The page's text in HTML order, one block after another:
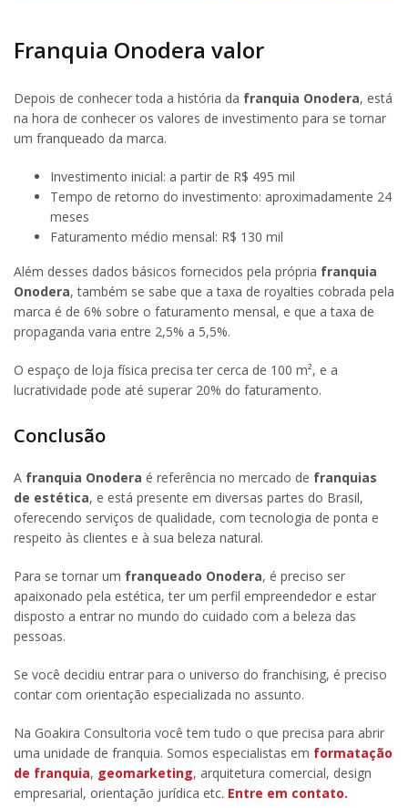
Franquia Onodera valor
Depois de conhecer toda a história da franquia Onodera, está
na hora de conhecer os valores de investimento para se tornar
um franqueado da marca.
Investimento inicial: a partir de R$ 495 mil
Tempo de retorno do investimento: aproximadamente 24
meses
Faturamento médio mensal: R$ 130 mil
Além desses dados básicos fornecidos pela própria franquia
Onodera, também se sabe que a taxa de royalties cobrada pela
marca é de 6% sobre o faturamento mensal, e que a taxa de
propaganda varia entre 2,5% a 5,5%.
O espaço de loja física precisa ter cerca de 100 m², e a
lucratividade pode até superar 20% do faturamento.
Conclusão
A franquia Onodera é referência no mercado de franquias
de estética, e está presente em diversas partes do Brasil,
oferecendo serviços de qualidade, com tecnologia de ponta e
respeito às clientes e à sua beleza natural.
Para se tornar um franqueado Onodera, é preciso ser
apaixonado pela estética, ter um perfil empreendedor e estar
disposto a entrar no mundo do cuidado com a beleza das
pessoas.
Se você decidiu entrar para o universo do franchising, é preciso
contar com orientação especializada no assunto.
Na Goakira Consultoria você tem tudo o que precisa para abrir
uma unidade de franquia. Somos especialistas em formatação
de franquia, geomarketing, arquitetura comercial, design
empresarial, orientação jurídica etc. Entre em contato.